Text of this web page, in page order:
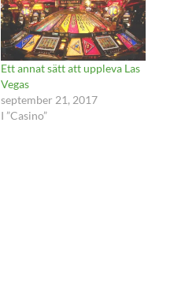
Ett annat sätt att uppleva Las
Vegas
september 21, 2017
I ”Casino”